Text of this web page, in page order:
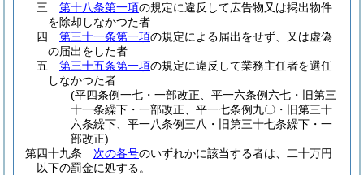
三
第十八条第一項の規定に違反して広告物又は掲出物件
を除却しなかつた者
四
第三十一条第一項の規定による届出をせず、又は虚偽
の届出をした者
五
第三十五条第一項の規定に違反して業務主任者を選任
しなかつた者
(平四条例一七・一部改正、平一六条例六七・旧第三
十一条繰下・一部改正、平一七条例九〇・旧第三十
六条繰下、平一八条例三八・旧第三十七条繰下・一
部改正)
第四十九条
次の各号のいずれかに該当する者は、二十万円
以下の罰金に処する。